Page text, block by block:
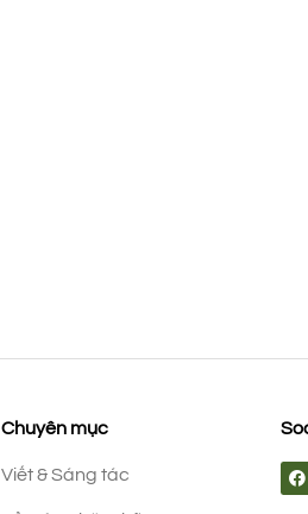
Chuyên mục
Viết & Sáng tác